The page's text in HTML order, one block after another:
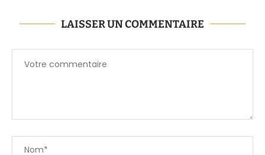
LAISSER UN COMMENTAIRE